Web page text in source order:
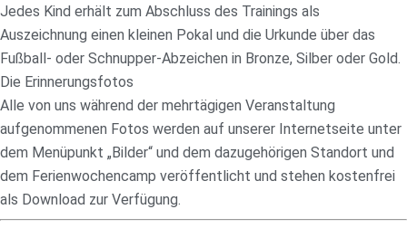
Jedes Kind erhält zum Abschluss des Trainings als
Auszeichnung einen kleinen Pokal und die Urkunde über das
Fußball- oder Schnupper-Abzeichen in Bronze, Silber oder Gold.
Die Erinnerungsfotos
Alle von uns während der mehrtägigen Veranstaltung
aufgenommenen Fotos werden auf unserer Internetseite unter
dem Menüpunkt „Bilder“ und dem dazugehörigen Standort und
dem Ferienwochencamp veröffentlicht und stehen kostenfrei
als Download zur Verfügung.